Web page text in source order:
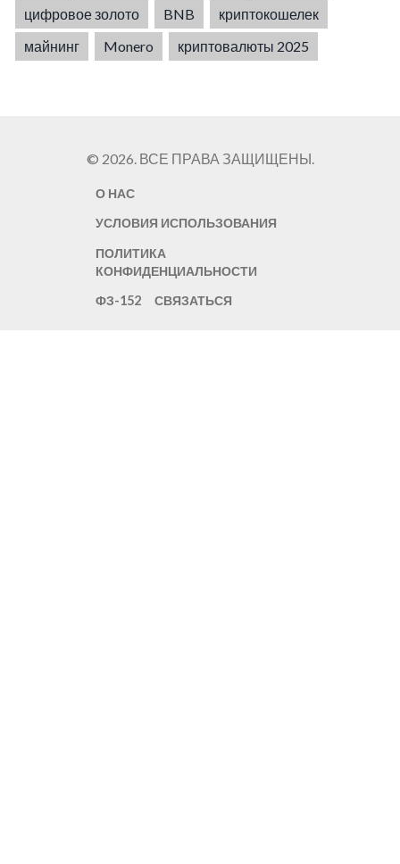
цифровое золото
BNB
криптокошелек
майнинг
Monero криптовалюты 2025
© 2026. ВСЕ ПРАВА ЗАЩИЩЕНЫ.
О НАС
УСЛОВИЯ ИСПОЛЬЗОВАНИЯ
ПОЛИТИКА
КОНФИДЕНЦИАЛЬНОСТИ
ФЗ-152
СВЯЗАТЬСЯ